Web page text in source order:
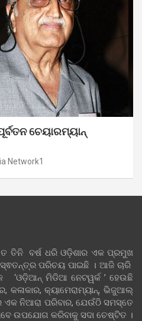
ଚେୟାରମ୍ୟାନ୍
Network1
ତିନି ବର୍ଷ ଧରି ଓଡ଼ିଶାର ଏକ ପ୍ରମୁଖ
ପରିଚୟ ପାଇଛି । ଆଜି ଚାରି
‘ଓଡ଼ିଆନ୍‍ ମିଡିଆ ନେଟୱର୍କ ’ ହେଉଛି
କଳାକାର, କ୍ୟାମେରାମ୍ୟାନ୍, ଭିଜୁଆଲ୍
ଏକ ନିଆରା ପରିବାର, ଯେଉଁଠି ସମସ୍ତେ
ଉପଯୋଗ କରିବାକୁ ସଦା ଚେଷ୍ଟିତ ।